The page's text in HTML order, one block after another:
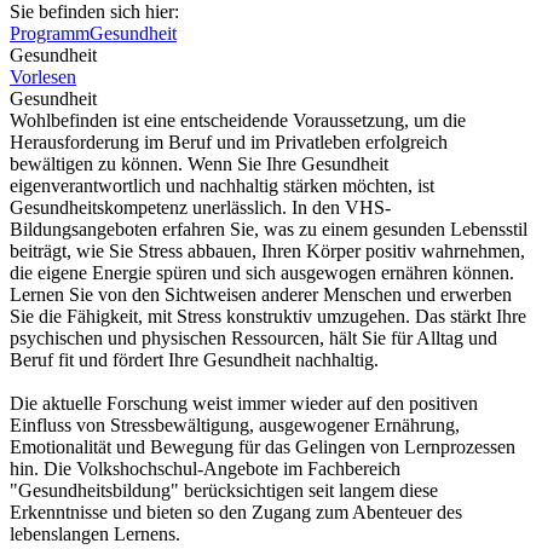
Sie befinden sich hier:
ProgrammGesundheit
Gesundheit
Vorlesen
Gesundheit
Wohlbefinden ist eine entscheidende Voraussetzung, um die
Herausforderung im Beruf und im Privatleben erfolgreich
bewältigen zu können. Wenn Sie Ihre Gesundheit
eigenverantwortlich und nachhaltig stärken möchten, ist
Gesundheitskompetenz unerlässlich. In den VHS-
Bildungsangeboten erfahren Sie, was zu einem gesunden Lebensstil
beiträgt, wie Sie Stress abbauen, Ihren Körper positiv wahrnehmen,
die eigene Energie spüren und sich ausgewogen ernähren können.
Lernen Sie von den Sichtweisen anderer Menschen und erwerben
Sie die Fähigkeit, mit Stress konstruktiv umzugehen. Das stärkt Ihre
psychischen und physischen Ressourcen, hält Sie für Alltag und
Beruf fit und fördert Ihre Gesundheit nachhaltig.
Die aktuelle Forschung weist immer wieder auf den positiven
Einfluss von Stressbewältigung, ausgewogener Ernährung,
Emotionalität und Bewegung für das Gelingen von Lernprozessen
hin. Die Volkshochschul-Angebote im Fachbereich
"Gesundheitsbildung" berücksichtigen seit langem diese
Erkenntnisse und bieten so den Zugang zum Abenteuer des
lebenslangen Lernens.